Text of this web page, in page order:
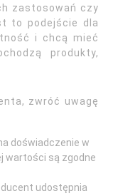
zastosowań czy
to podejście dla
i chcą mieć
produkty,
zwróć uwagę
doświadczenie w
wartości są zgodne
udostępnia